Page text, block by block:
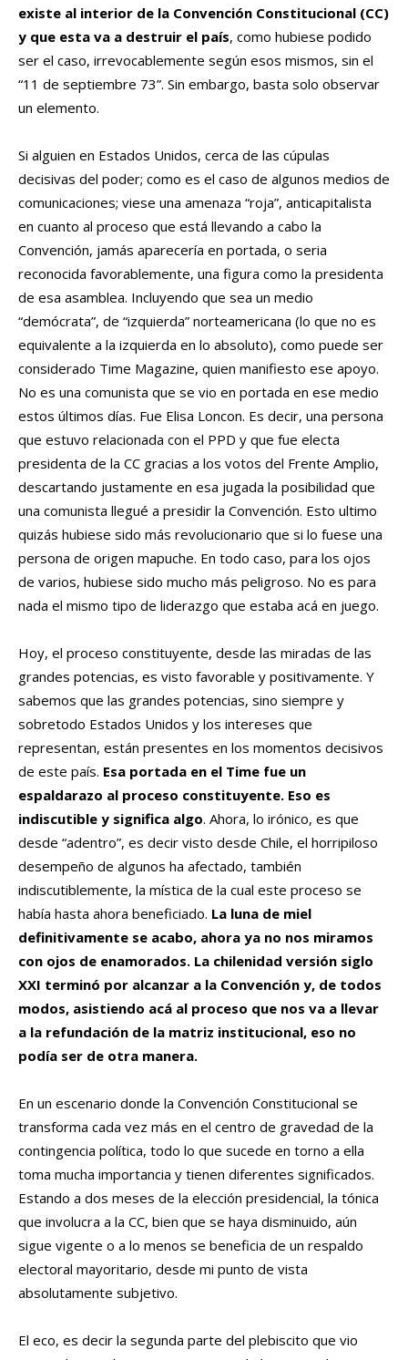
existe al interior de la Convención Constitucional (CC)
y que esta va a destruir el país, como hubiese podido
ser el caso, irrevocablemente según esos mismos, sin el
“11 de septiembre 73”. Sin embargo, basta solo observar
un elemento.
Si alguien en Estados Unidos, cerca de las cúpulas
decisivas del poder; como es el caso de algunos medios de
comunicaciones; viese una amenaza “roja”, anticapitalista
en cuanto al proceso que está llevando a cabo la
Convención, jamás aparecería en portada, o seria
reconocida favorablemente, una figura como la presidenta
de esa asamblea. Incluyendo que sea un medio
“demócrata”, de “izquierda” norteamericana (lo que no es
equivalente a la izquierda en lo absoluto), como puede ser
considerado Time Magazine, quien manifiesto ese apoyo.
No es una comunista que se vio en portada en ese medio
estos últimos días. Fue Elisa Loncon. Es decir, una persona
que estuvo relacionada con el PPD y que fue electa
presidenta de la CC gracias a los votos del Frente Amplio,
descartando justamente en esa jugada la posibilidad que
una comunista llegué a presidir la Convención. Esto ultimo
quizás hubiese sido más revolucionario que si lo fuese una
persona de origen mapuche. En todo caso, para los ojos
de varios, hubiese sido mucho más peligroso. No es para
nada el mismo tipo de liderazgo que estaba acá en juego.
Hoy, el proceso constituyente, desde las miradas de las
grandes potencias, es visto favorable y positivamente. Y
sabemos que las grandes potencias, sino siempre y
sobretodo Estados Unidos y los intereses que
representan, están presentes en los momentos decisivos
de este país. Esa portada en el Time fue un
espaldarazo al proceso constituyente. Eso es
indiscutible y significa algo. Ahora, lo irónico, es que
desde “adentro”, es decir visto desde Chile, el horripiloso
desempeño de algunos ha afectado, también
indiscutiblemente, la mística de la cual este proceso se
había hasta ahora beneficiado. La luna de miel
definitivamente se acabo, ahora ya no nos miramos
con ojos de enamorados. La chilenidad versión siglo
XXI terminó por alcanzar a la Convención y, de todos
modos, asistiendo acá al proceso que nos va a llevar
a la refundación de la matriz institucional, eso no
podía ser de otra manera.
En un escenario donde la Convención Constitucional se
transforma cada vez más en el centro de gravedad de la
contingencia política, todo lo que sucede en torno a ella
toma mucha importancia y tienen diferentes significados.
Estando a dos meses de la elección presidencial, la tónica
que involucra a la CC, bien que se haya disminuido, aún
sigue vigente o a lo menos se beneficia de un respaldo
electoral mayoritario, desde mi punto de vista
absolutamente subjetivo.
El eco, es decir la segunda parte del plebiscito que vio